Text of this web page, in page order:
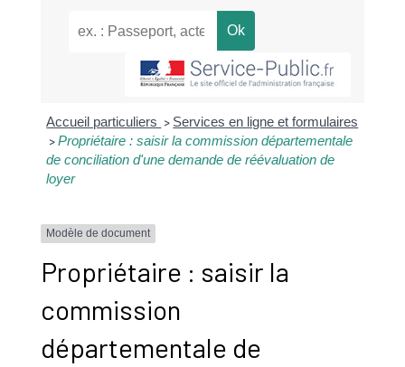
Accueil particuliers > Services en ligne et formulaires
> Propriétaire : saisir la commission départementale
de conciliation d'une demande de réévaluation de
loyer
Modèle de document
Propriétaire : saisir la
commission
départementale de